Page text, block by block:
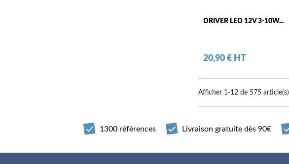
DRIVER LED 12V 3-10W...
Prix
20,90 € HT
Afficher 1-12 de 575 article(s)
1300 références Livraison gratuite dès 90€